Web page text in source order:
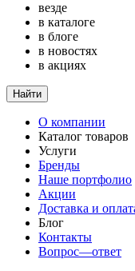
везде
в каталоге
в блоге
в новостях
в акциях
Найти
О компании
Каталог товаров
Услуги
Бренды
Наше портфолио
Акции
Доставка и
Блог
Контакты
Вопрос—ответ